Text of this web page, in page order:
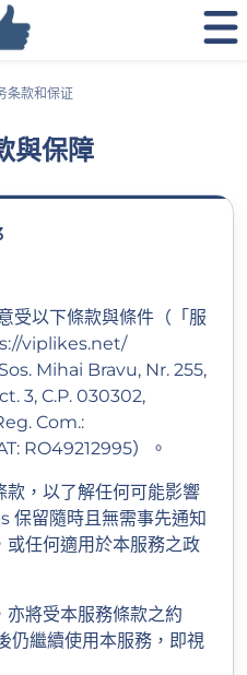
条款和保证
與保障
受以下條款與條件（「服
viplikes.net/
Mihai Bravu, Nr. 255,
3, C.P. 030302,
Com.:
RO49212995）。
款，以了解任何可能影響
保留隨時且無需事先通知
或任何適用於本服務之政
將受本服務條款之約
仍繼續使用本服務，即視